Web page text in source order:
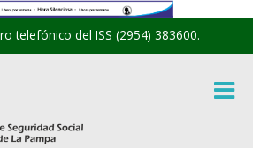
telefónico del ISS (2954) 383600.